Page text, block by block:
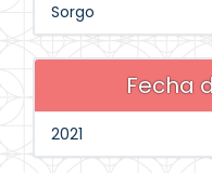
Sorgo
Fecha
2021